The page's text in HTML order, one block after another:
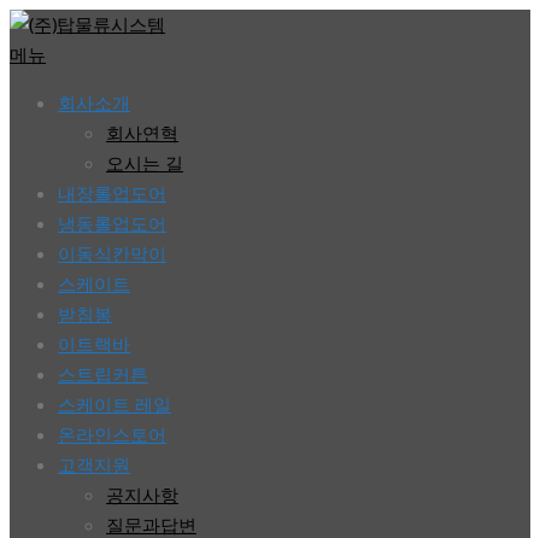
콘
텐
메뉴
회사소개
회사연혁
오시는 길
내장롤업도어
냉동롤업도어
이동식칸막이
스케이트
받침봉
이트랙바
스트립커튼
스케이트 레일
온라인스토어
고객지원
공지사항
질문과답변